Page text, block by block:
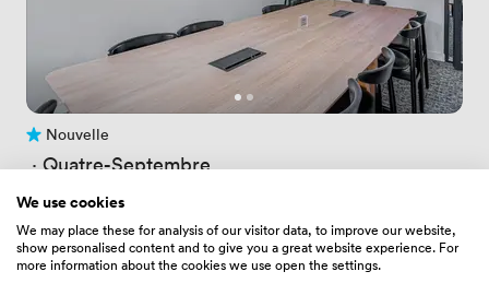
Pas encore d'avis
Nouvelle
· Quatre-Septembre
OP208
Prix
1195.0400390625/ jour
Jusqu'à 10 personnes
We use cookies
We may place these for analysis of our visitor data, to improve our website,
show personalised content and to give you a great website experience. For
more information about the cookies we use open the settings.